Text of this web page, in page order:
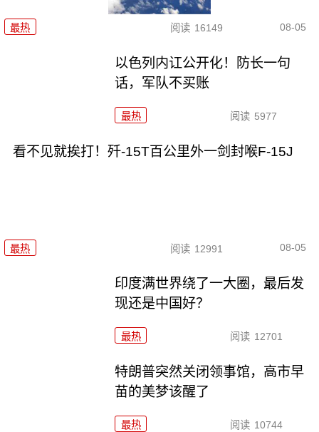
最热 阅读 16149 08-05
以色列内讧公开化！防长一句
话，军队不买账
最热 阅读 5977
看不见就挨打！歼-15T百公里外一剑封喉F-15J
最热 阅读 12991 08-05
印度满世界绕了一大圈，最后发
现还是中国好？
最热 阅读 12701
特朗普突然关闭领事馆，高市早
苗的美梦该醒了
最热 阅读 10744